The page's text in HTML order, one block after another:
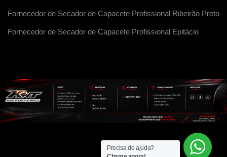
Fornecedor de Secador de Capacete Profissional Ribeirão Preto
Fornecedor de Secador de Capacete Profissional Epitácio
Precisa de ajuda?